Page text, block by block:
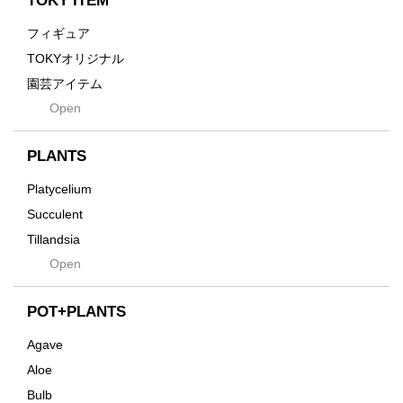
Grid
Innocence
Kodama
Native
Progress
フィギュア
TOKYオリジナル
園芸アイテム
土・化粧石・活力剤
インテリア・デザイン雑貨
Tシャツ・バッグ
その他
Open
PLANTS
Platycelium
Succulent
Tillandsia
SeedsOpen
POT+PLANTS
Agave
Aloe
Bulb